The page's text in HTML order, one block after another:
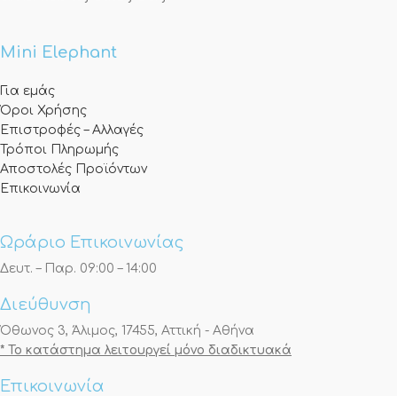
Mini Elephant
Για εμάς
Όροι Χρήσης
Επιστροφές – Αλλαγές
Τρόποι Πληρωμής
Αποστολές Προϊόντων
Επικοινωνία
Ωράριο Επικοινωνίας
Δευτ. – Παρ. 09:00 – 14:00
Διεύθυνση
Όθωνος 3, Άλιμος, 17455, Αττική - Αθήνα
* Το κατάστημα λειτουργεί μόνο διαδικτυακά
Επικοινωνία